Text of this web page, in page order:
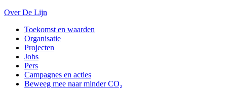
Over De Lijn
Toekomst en waarden
Organisatie
Projecten
Jobs
Pers
Campagnes en acties
Beweeg mee naar minder CO₂